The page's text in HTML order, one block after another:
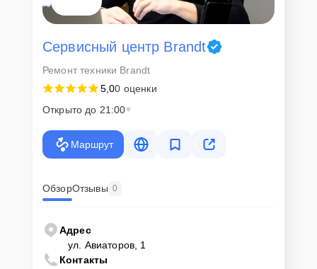
Сервисный центр Brandt
Ремонт техники Brandt
5,00 оценки
Открыто до 21:00
Маршрут
ОбзорОтзывы 0
Адрес
ул. Авиаторов, 1
Контакты